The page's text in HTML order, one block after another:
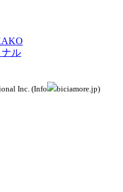
ル
Inc. (Info biciamore.jp)